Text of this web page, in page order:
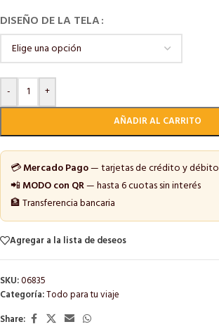
DISEÑO DE LA TELA
-
+
AÑADIR AL CARRITO
💳Mercado Pago— tarjetas de crédito y débito
📲MODO con QR— hasta 6 cuotas sin interés
🏦 Transferencia bancaria
Agregar a la lista de deseos
SKU:06835
Categoría:Todo para tu viaje
Share: